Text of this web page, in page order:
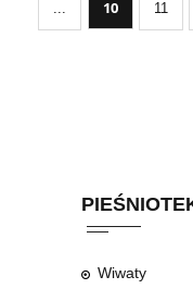
10 11
Wiwaty